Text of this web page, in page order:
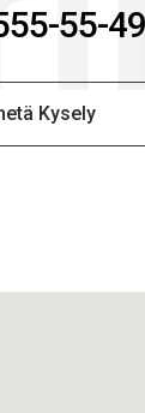
55-
Kysely